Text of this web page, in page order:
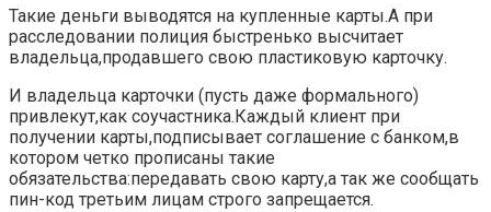
Такие деньги выводятся на купленные карты.А при
расследовании полиция быстренько высчитает
владельца,продавшего свою пластиковую карточку.
И владельца карточки (пусть даже формального)
привлекут,как соучастника.Каждый клиент при
получении карты,подписывает соглашение с банком,в
котором четко прописаны такие
обязательства:передавать свою карту,а так же сообщать
пин-код третьим лицам строго запрещается.